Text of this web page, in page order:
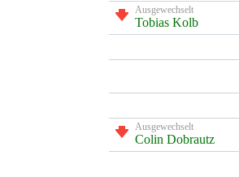
Ausgewechselt
Tobias Kolb
Ausgewechselt
Colin Dobrautz